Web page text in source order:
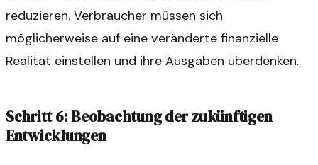
reduzieren. Verbraucher müssen sich
möglicherweise auf eine veränderte finanzielle
Realität einstellen und ihre Ausgaben überdenken.
Schritt 6: Beobachtung der zukünftigen
Entwicklungen